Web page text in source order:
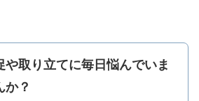
や取り立てに毎日悩んでいま
か？